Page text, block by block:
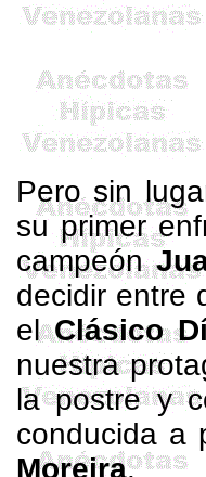
Pero sin
su primer
campeón
decidir entre
elClásico
nuestra
la postre y
conducida a
Moreira.